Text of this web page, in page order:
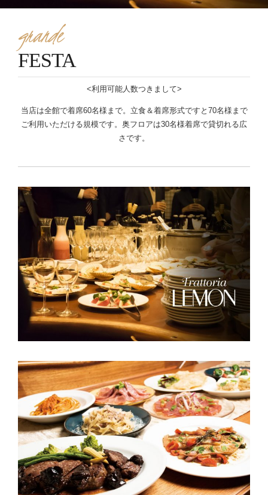
grande
FESTA
<利用可能人数つきまして>
当店は全館で着席60名様まで。立食＆着席形式ですと70名様まで
ご利用いただける規模です。奥フロアは30名様着席で貸切れる広
さです。